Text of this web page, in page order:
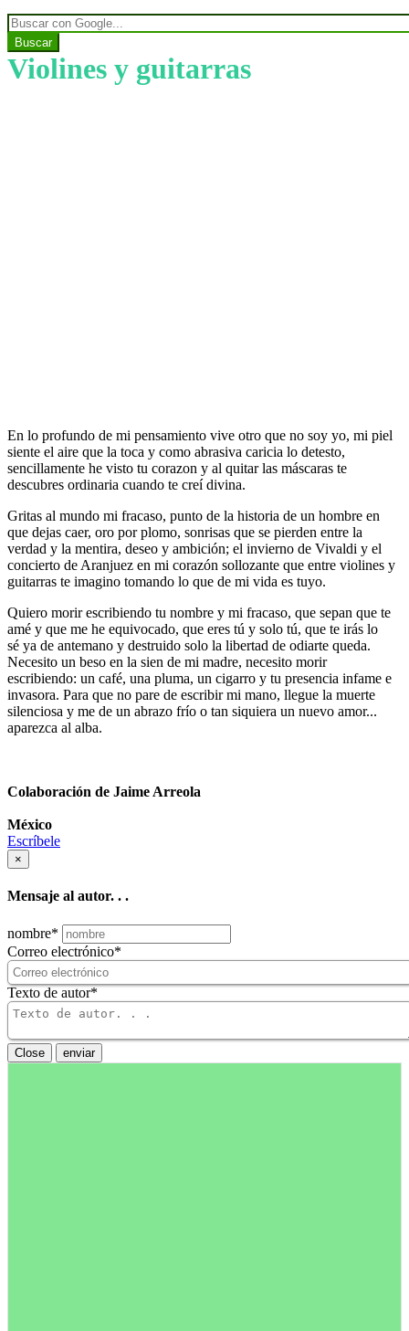
Buscar
Violines y guitarras
En lo profundo de mi pensamiento vive otro que no soy yo, mi piel
siente el aire que la toca y como abrasiva caricia lo detesto,
sencillamente he visto tu corazon y al quitar las máscaras te
descubres ordinaria cuando te creí divina.
Gritas al mundo mi fracaso, punto de la historia de un hombre en
que dejas caer, oro por plomo, sonrisas que se pierden entre la
verdad y la mentira, deseo y ambición; el invierno de Vivaldi y el
concierto de Aranjuez en mi corazón sollozante que entre violines y
guitarras te imagino tomando lo que de mi vida es tuyo.
Quiero morir escribiendo tu nombre y mi fracaso, que sepan que te
amé y que me he equivocado, que eres tú y solo tú, que te irás lo
sé ya de antemano y destruido solo la libertad de odiarte queda.
Necesito un beso en la sien de mi madre, necesito morir
escribiendo: un café, una pluma, un cigarro y tu presencia infame e
invasora. Para que no pare de escribir mi mano, llegue la muerte
silenciosa y me de un abrazo frío o tan siquiera un nuevo amor...
aparezca al alba.
Colaboración de Jaime Arreola
México
Escríbele
×
Mensaje al autor. . .
nombre*
Correo electrónico*
Texto de autor*
Close enviar